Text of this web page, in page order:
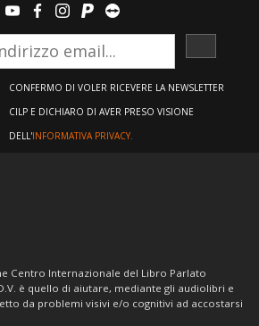
youtubefacebook
instagram
paypalteamviewer
CONFERMO DI VOLER RICEVERE LA NEWSLETTER
CILP E DICHIARO DI AVER PRESO VISIONE
DELL'INFORMATIVA PRIVACY.
Centro Internazionale del Libro Parlato
è quello di aiutare, mediante gli audiolibri e
da problemi visivi e/o cognitivi ad accostarsi